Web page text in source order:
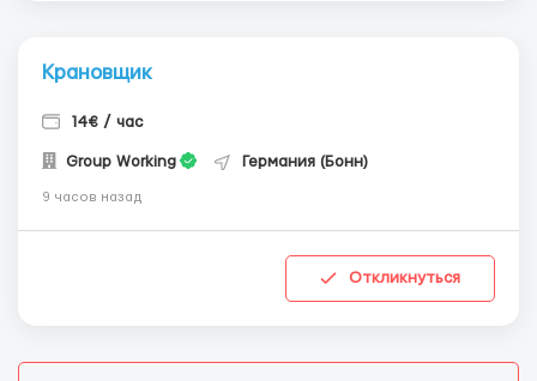
Крановщик
14€ / час
Group Working Германия (Бонн)
9 часов назад
Откликнуться